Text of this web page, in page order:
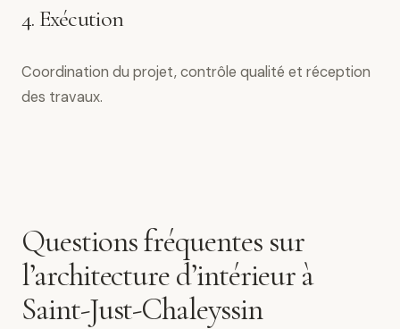
4. Exécution
Coordination du projet, contrôle qualité et réception
des travaux.
Questions fréquentes sur
l’architecture d’intérieur à
Saint-Just-Chaleyssin